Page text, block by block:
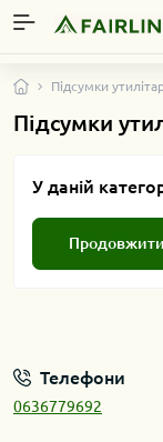
Підсумки
Підсумки
У даній
Продовжити
Телефони
0636779692